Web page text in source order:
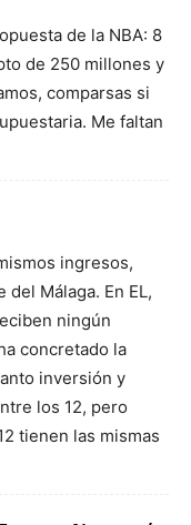
de la NBA: 8
de 250 millones y
comparsas si
Me faltan
ingresos,
Málaga. En EL,
ningún
concretado la
inversión y
los 12, pero
tienen las mismas